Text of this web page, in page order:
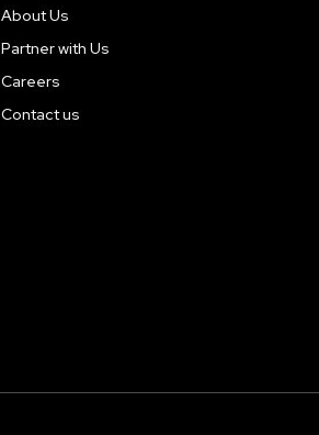
About Us
Partner with Us
Careers
Contact us